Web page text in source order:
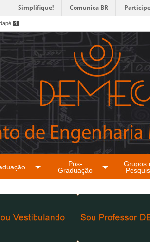
Simplifique! Comunica BR Participe
4
Pós-
Graduação
Grupos